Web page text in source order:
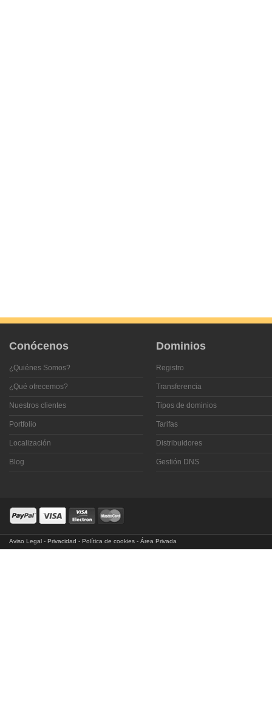
Conócenos
¿Quiénes Somos?
¿Qué ofrecemos?
Nuestros clientes
Portfolio
Localización
Blog
Dominios
Registro
Transferencia
Tipos de dominios
Tarifas
Distribuidores
Gestión DNS
Aviso Legal - Privacidad - Política de cookies - Área Privada